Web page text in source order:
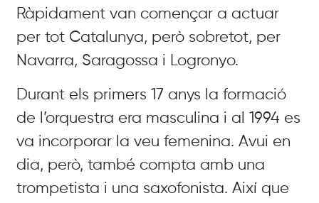
Ràpidament van començar a actuar
per tot Catalunya, però sobretot, per
Navarra, Saragossa i Logronyo.
Durant els primers 17 anys la formació
de l’orquestra era masculina i al 1994 es
va incorporar la veu femenina. Avui en
dia, però, també compta amb una
trompetista i una saxofonista. Així que